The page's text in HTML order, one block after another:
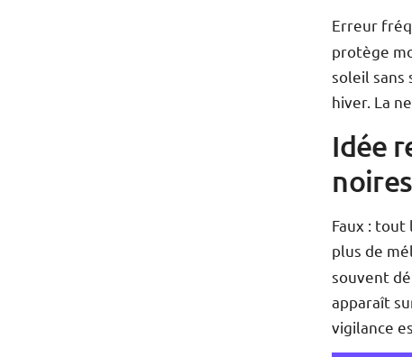
Erreur
protège
soleil sans
hiver. La
Idée
Faux :
plus de
souvent
apparaît
vigilance